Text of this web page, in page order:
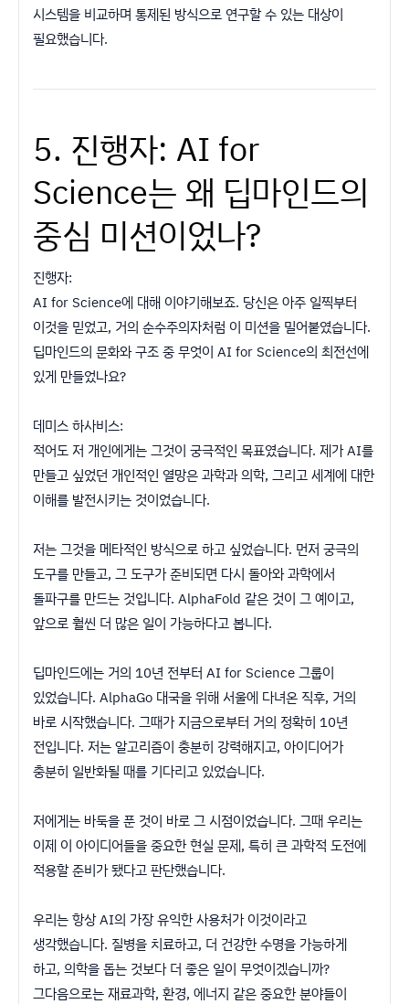
시스템을 비교하며 통제된 방식으로 연구할 수 있는 대상이
필요했습니다.
5. 진행자: AI for
Science는 왜 딥마인드의
중심 미션이었나?
진행자:
AI for Science에 대해 이야기해보죠. 당신은 아주 일찍부터
이것을 믿었고, 거의 순수주의자처럼 이 미션을 밀어붙였습니다.
딥마인드의 문화와 구조 중 무엇이 AI for Science의 최전선에
있게 만들었나요?
데미스 하사비스:
적어도 저 개인에게는 그것이 궁극적인 목표였습니다. 제가 AI를
만들고 싶었던 개인적인 열망은 과학과 의학, 그리고 세계에 대한
이해를 발전시키는 것이었습니다.
저는 그것을 메타적인 방식으로 하고 싶었습니다. 먼저 궁극의
도구를 만들고, 그 도구가 준비되면 다시 돌아와 과학에서
돌파구를 만드는 것입니다. AlphaFold 같은 것이 그 예이고,
앞으로 훨씬 더 많은 일이 가능하다고 봅니다.
딥마인드에는 거의 10년 전부터 AI for Science 그룹이
있었습니다. AlphaGo 대국을 위해 서울에 다녀온 직후, 거의
바로 시작했습니다. 그때가 지금으로부터 거의 정확히 10년
전입니다. 저는 알고리즘이 충분히 강력해지고, 아이디어가
충분히 일반화될 때를 기다리고 있었습니다.
저에게는 바둑을 푼 것이 바로 그 시점이었습니다. 그때 우리는
이제 이 아이디어들을 중요한 현실 문제, 특히 큰 과학적 도전에
적용할 준비가 됐다고 판단했습니다.
우리는 항상 AI의 가장 유익한 사용처가 이것이라고
생각했습니다. 질병을 치료하고, 더 건강한 수명을 가능하게
하고, 의학을 돕는 것보다 더 좋은 일이 무엇이겠습니까?
그다음으로는 재료과학, 환경, 에너지 같은 중요한 분야들이